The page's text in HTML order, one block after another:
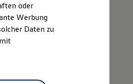
oder
Werbung
Daten zu